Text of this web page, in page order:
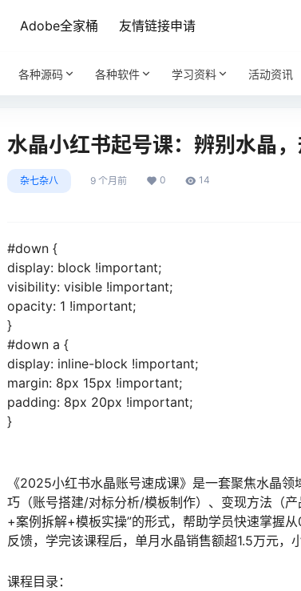
Adobe全家桶 友情链接申请
各种源码 各种软件 学习资料 活动资讯
水晶小红书起号课：辨别水晶
杂七杂八 9 个月前 0 14
#down {
display: block !important;
visibility: visible !important;
opacity: 1 !important;
}
#down a {
display: inline-block !important;
margin: 8px 15px !important;
padding: 8px 20px !important;
}
《2025小红书水晶账号速成课》是一套聚焦水晶
巧（账号搭建/对标分析/模板制作）、变现方法（
+案例拆解+模板实操”的形式，帮助学员快速掌握
反馈，学完该课程后，单月水晶销售额超1.5万元，
课程目录：